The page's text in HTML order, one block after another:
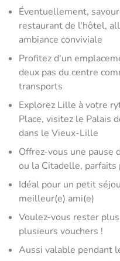
Éventuellement,
restaurant de l'hôtel,
ambiance conviviale
Profitez d'un
deux pas du centre
transports
Explorez Lille à votre
Place, visitez le Palais
dans le Vieux-Lille
Offrez-vous une pause
ou la Citadelle, parfaits
Idéal pour un petit
meilleur(e) ami(e)
Voulez-vous rester
plusieurs vouchers !
Aussi valable pendant